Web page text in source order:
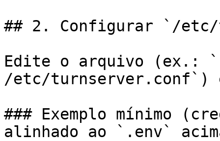
## 2. Configurar `/
Edite o arquivo (ex.:
/etc/turnserver.conf`)
### Exemplo mínimo
alinhado ao `.env`